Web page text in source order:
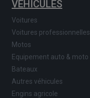
VÉHICULES
Voitures
Voitures professionnelles
Motos
Equipement auto & moto
Bateaux
Autres véhicules
Engins agricole